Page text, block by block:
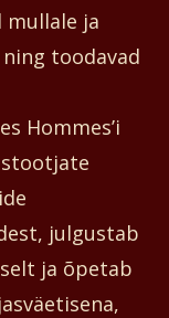
mullale ja
toodavad
Hommes’i
julgustab
ja õpetab